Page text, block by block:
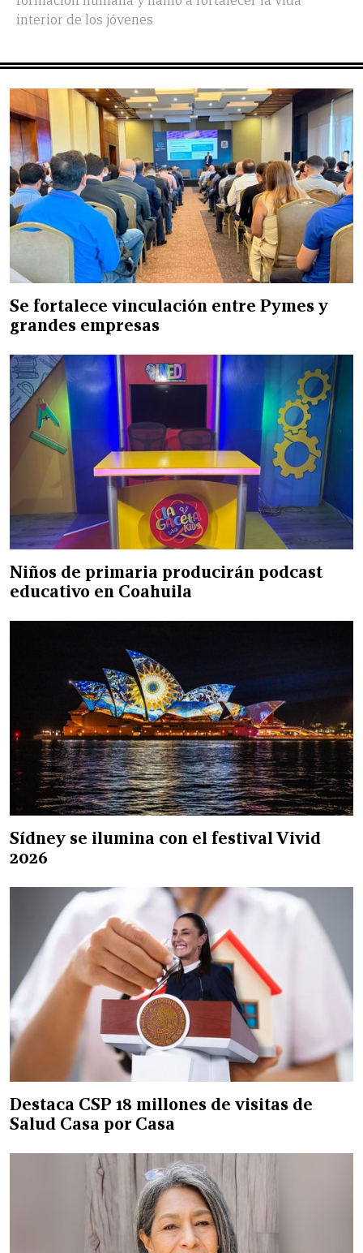
interior de los jóvenes
Se fortalece vinculación entre Pymes y
grandes empresas
Niños de primaria producirán podcast
educativo en Coahuila
Sídney se ilumina con el festival Vivid
2026
Destaca CSP 18 millones de visitas de
Salud Casa por Casa